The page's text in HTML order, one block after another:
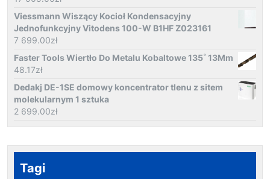
Viessmann Wiszący Kocioł Kondensacyjny
Jednofunkcyjny Vitodens 100-W B1HF Z023161
7 699.00zł
Faster Tools Wiertło Do Metalu Kobaltowe 135˚ 13Mm
48.17zł
Dedakj DE-1SE domowy koncentrator tlenu z sitem
molekularnym 1 sztuka
2 699.00zł
Tagi